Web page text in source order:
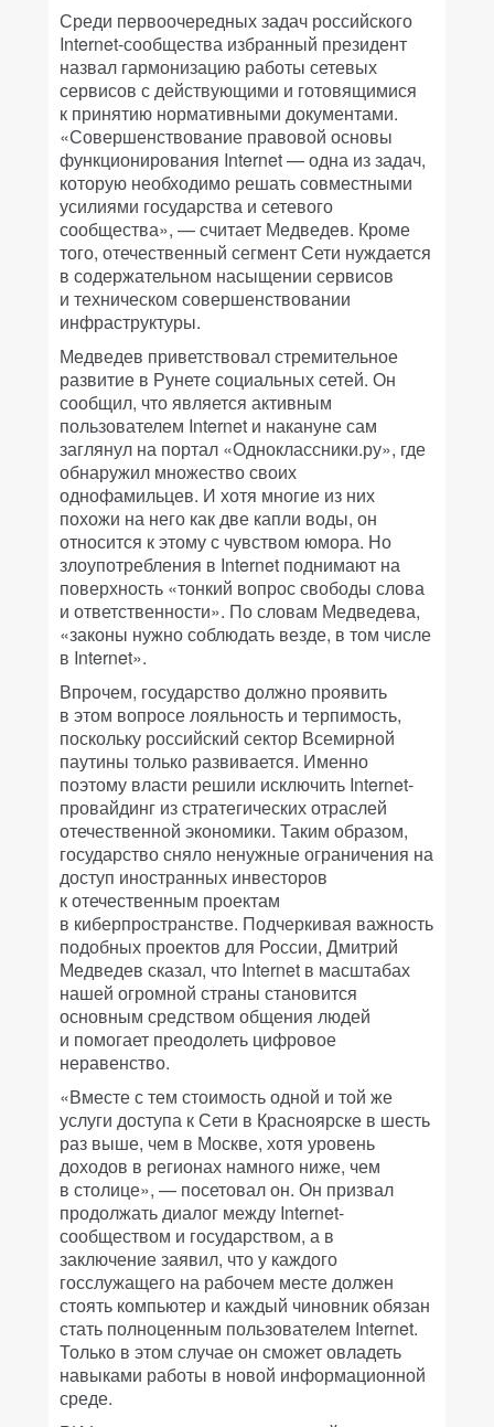
Среди первоочередных задач российского
Internet-сообщества избранный президент
назвал гармонизацию работы сетевых
сервисов с действующими и готовящимися
к принятию нормативными документами.
«Совершенствование правовой основы
функционирования Internet — одна из задач,
которую необходимо решать совместными
усилиями государства и сетевого
сообщества», — считает Медведев. Кроме
того, отечественный сегмент Сети нуждается
в содержательном насыщении сервисов
и техническом совершенствовании
инфраструктуры.
Медведев приветствовал стремительное
развитие в Рунете социальных сетей. Он
сообщил, что является активным
пользователем Internet и накануне сам
заглянул на портал «Одноклассники.ру», где
обнаружил множество своих
однофамильцев. И хотя многие из них
похожи на него как две капли воды, он
относится к этому с чувством юмора. Но
злоупотребления в Internet поднимают на
поверхность «тонкий вопрос свободы слова
и ответственности». По словам Медведева,
«законы нужно соблюдать везде, в том числе
в Internet».
Впрочем, государство должно проявить
в этом вопросе лояльность и терпимость,
поскольку российский сектор Всемирной
паутины только развивается. Именно
поэтому власти решили исключить Internet-
провайдинг из стратегических отраслей
отечественной экономики. Таким образом,
государство сняло ненужные ограничения на
доступ иностранных инвесторов
к отечественным проектам
в киберпространстве. Подчеркивая важность
подобных проектов для России, Дмитрий
Медведев сказал, что Internet в масштабах
нашей огромной страны становится
основным средством общения людей
и помогает преодолеть цифровое
неравенство.
«Вместе с тем стоимость одной и той же
услуги доступа к Сети в Красноярске в шесть
раз выше, чем в Москве, хотя уровень
доходов в регионах намного ниже, чем
в столице», — посетовал он. Он призвал
продолжать диалог между Internet-
сообществом и государством, а в
заключение заявил, что у каждого
госслужащего на рабочем месте должен
стоять компьютер и каждый чиновник обязан
стать полноценным пользователем Internet.
Только в этом случае он сможет овладеть
навыками работы в новой информационной
среде.